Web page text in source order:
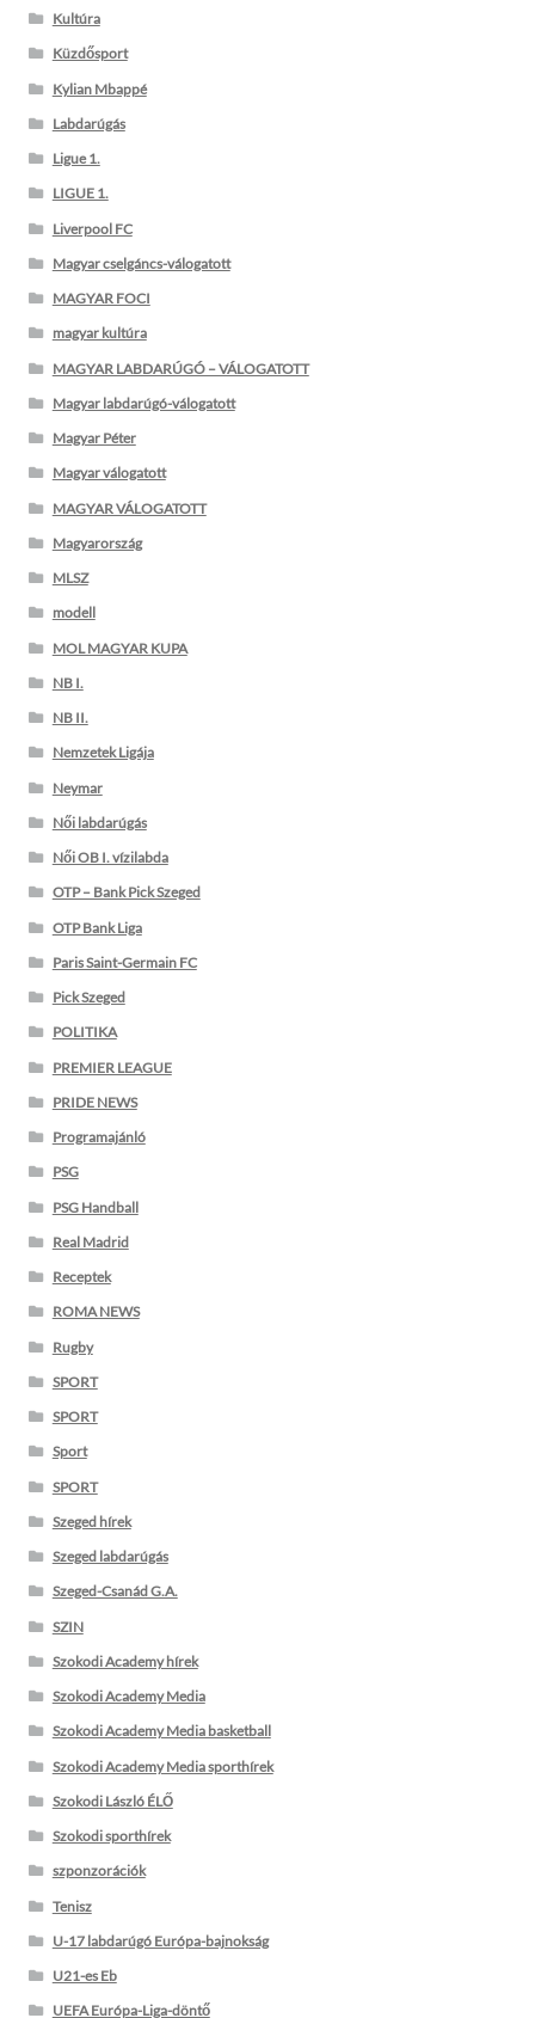
Kultúra
Küzdősport
Kylian Mbappé
Labdarúgás
Ligue 1.
LIGUE 1.
Liverpool FC
Magyar cselgáncs-válogatott
MAGYAR FOCI
magyar kultúra
MAGYAR LABDARÚGÓ – VÁLOGATOTT
Magyar labdarúgó-válogatott
Magyar Péter
Magyar válogatott
MAGYAR VÁLOGATOTT
Magyarország
MLSZ
modell
MOL MAGYAR KUPA
NB I.
NB II.
Nemzetek Ligája
Neymar
Női labdarúgás
Női OB I. vízilabda
OTP – Bank Pick Szeged
OTP Bank Liga
Paris Saint-Germain FC
Pick Szeged
POLITIKA
PREMIER LEAGUE
PRIDE NEWS
Programajánló
PSG
PSG Handball
Real Madrid
Receptek
ROMA NEWS
Rugby
SPORT
SPORT
Sport
SPORT
Szeged hírek
Szeged labdarúgás
Szeged-Csanád G.A.
SZIN
Szokodi Academy hírek
Szokodi Academy Media
Szokodi Academy Media basketball
Szokodi Academy Media sporthírek
Szokodi László ÉLŐ
Szokodi sporthírek
szponzorációk
Tenisz
U-17 labdarúgó Európa-bajnokság
U21-es Eb
UEFA Európa-Liga-döntő